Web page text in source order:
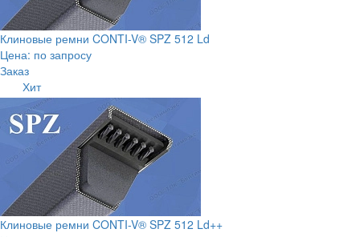
Клиновые ремни CONTI-V® SPZ 512 Ld
Цена: по запросу
Заказ
Хит
Клиновые ремни CONTI-V® SPZ 512 Ld++